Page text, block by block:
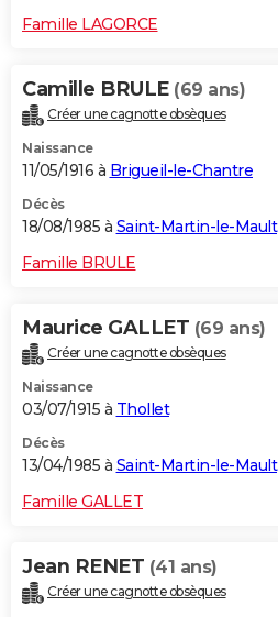
Famille LAGORCE
Camille BRULE (69 ans)
Créer une cagnotte obsèques
Naissance
11/05/1916 à Brigueil-le-Chantre
Décès
18/08/1985 à Saint-Martin-le-Mault
Famille BRULE
Maurice GALLET (69 ans)
Créer une cagnotte obsèques
Naissance
03/07/1915 à Thollet
Décès
13/04/1985 à Saint-Martin-le-Mault
Famille GALLET
Jean RENET (41 ans)
Créer une cagnotte obsèques